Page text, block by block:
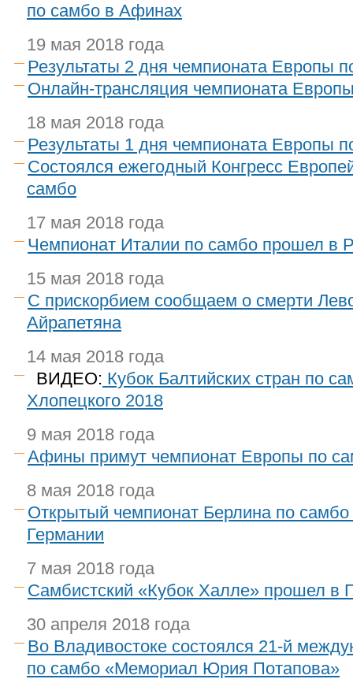
по самбо в Афинах
19 мая 2018 года
Результаты 2 дня чемпионата Европы
Онлайн-трансляция чемпионата
18 мая 2018 года
Результаты 1 дня чемпионата Европы
Состоялся ежегодный Конгресс
самбо
17 мая 2018 года
Чемпионат Италии по самбо прошел в
15 мая 2018 года
С прискорбием сообщаем о смерти
Айрапетяна
14 мая 2018 года
ВИДЕО: Кубок Балтийских стран по
Хлопецкого 2018
9 мая 2018 года
Афины примут чемпионат Европы по
8 мая 2018 года
Открытый чемпионат Берлина по
Германии
7 мая 2018 года
Самбистский «Кубок Халле» прошел в
30 апреля 2018 года
Во Владивостоке состоялся 21-й
по самбо «Мемориал Юрия Потапова»